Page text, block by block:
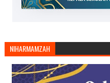
NIHARMAMZAH